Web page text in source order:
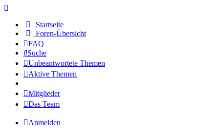
Startseite
Foren-Übersicht
FAQ
Suche
Unbeantwortete Themen
Aktive Themen
Mitglieder
Das Team
Anmelden